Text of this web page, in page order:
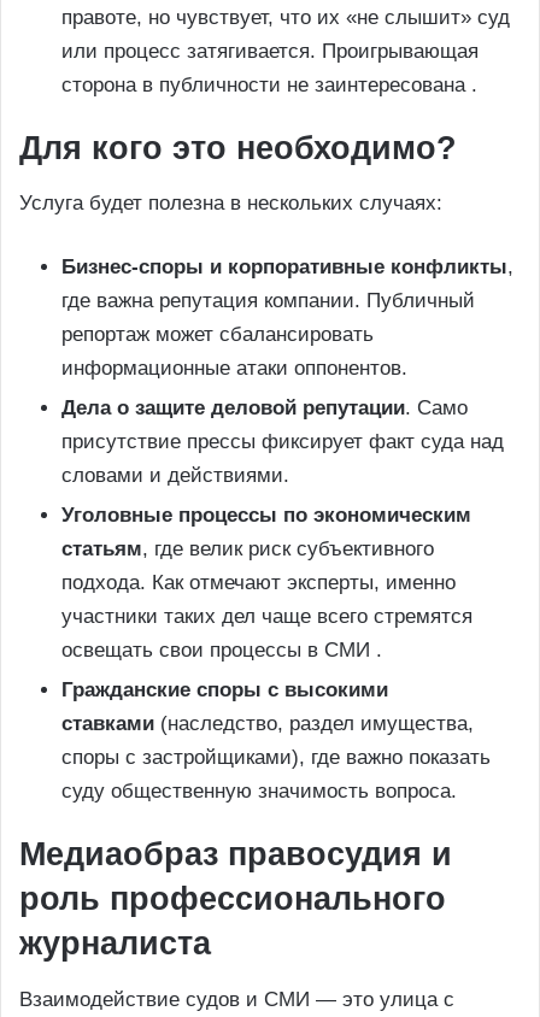
правоте, но чувствует, что их «не слышит» суд
или процесс затягивается. Проигрывающая
сторона в публичности не заинтересована .
Для кого это необходимо?
Услуга будет полезна в нескольких случаях:
Бизнес-споры и корпоративные конфликты,
где важна репутация компании. Публичный
репортаж может сбалансировать
информационные атаки оппонентов.
Дела о защите деловой репутации. Само
присутствие прессы фиксирует факт суда над
словами и действиями.
Уголовные процессы по экономическим
статьям, где велик риск субъективного
подхода. Как отмечают эксперты, именно
участники таких дел чаще всего стремятся
освещать свои процессы в СМИ .
Гражданские споры с высокими
ставками (наследство, раздел имущества,
споры с застройщиками), где важно показать
суду общественную значимость вопроса.
Медиаобраз правосудия и
роль профессионального
журналиста
Взаимодействие судов и СМИ — это улица с